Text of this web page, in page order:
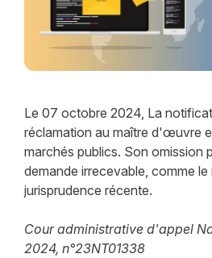
Le 07 octobre 2024, La
réclamation au maître d'œuvre
marchés publics. Son omission
demande irrecevable, comme le
jurisprudence récente.
Cour administrative d'appel
2024, n°23NT01338